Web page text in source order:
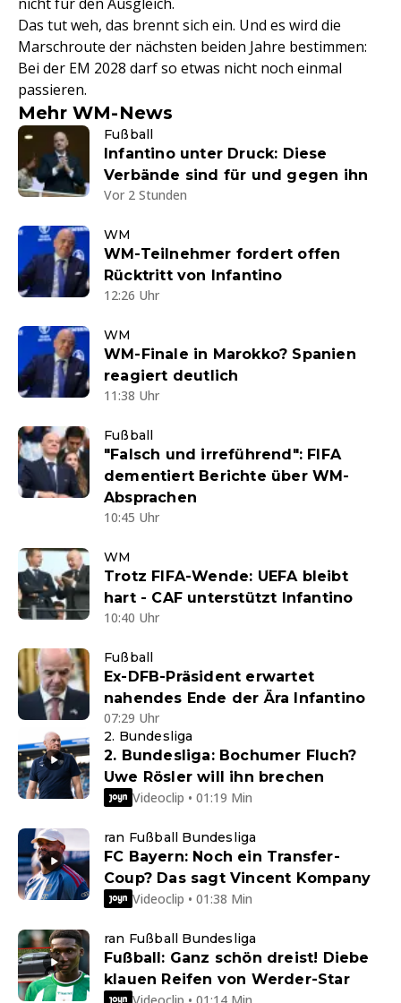
Das tut weh, das brennt sich ein. Und es wird die
Marschroute der nächsten beiden Jahre bestimmen:
Bei der EM 2028 darf so etwas nicht noch einmal
passieren.
Mehr WM-News
Fußball
Infantino unter Druck: Diese
Verbände sind für und gegen ihn
Vor 2 Stunden
WM
WM-Teilnehmer fordert offen
Rücktritt von Infantino
12:26 Uhr
WM
WM-Finale in Marokko? Spanien
reagiert deutlich
11:38 Uhr
Fußball
"Falsch und irreführend": FIFA
dementiert Berichte über WM-
Absprachen
10:45 Uhr
WM
Trotz FIFA-Wende: UEFA bleibt
hart - CAF unterstützt Infantino
10:40 Uhr
Fußball
Ex-DFB-Präsident erwartet
nahendes Ende der Ära Infantino
07:29 Uhr
2. Bundesliga
2. Bundesliga: Bochumer Fluch?
Uwe Rösler will ihn brechen
Videoclip • 01:19 Min
ran Fußball Bundesliga
FC Bayern: Noch ein Transfer-
Coup? Das sagt Vincent Kompany
Videoclip • 01:38 Min
ran Fußball Bundesliga
Fußball: Ganz schön dreist! Diebe
klauen Reifen von Werder-Star